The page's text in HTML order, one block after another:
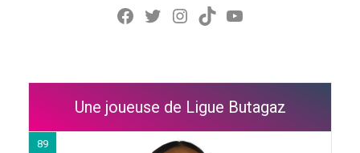
Facebook
Twitter
Instagram
TikTokYouTube
Une joueuse de Ligue Butagaz
89